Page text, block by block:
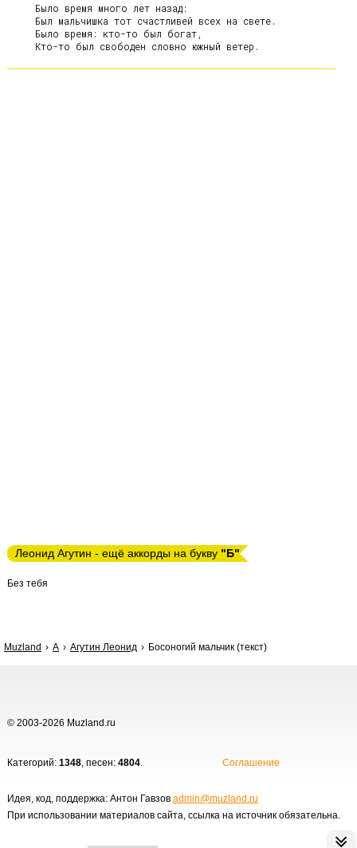
Леонид Агутин - ещё аккорды на букву "Б"
Без тебя
Muzland А Агутин Леонид Босоногий мальчик (текст)
© 2003-2026 Muzland.ru
Категорий: 1348, песен: 4804. Соглашение
Идея, код, поддержка: Антон Гавзов admin@muzland.ru
При использовании материалов сайта, ссылка на источник обязательна.